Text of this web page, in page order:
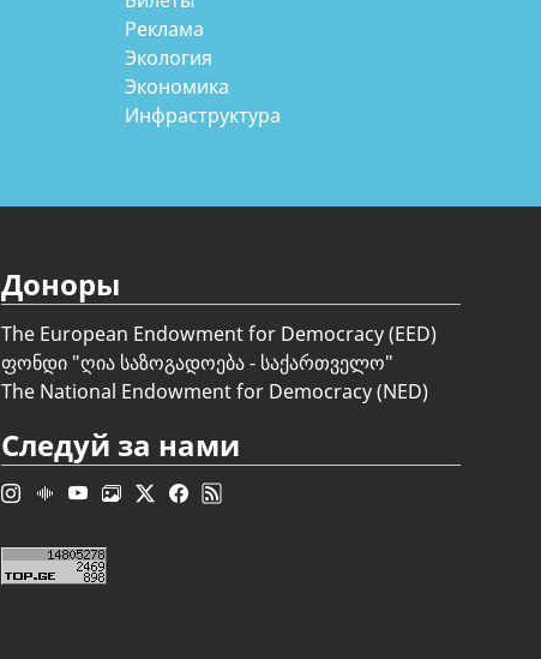
Реклама
Экология
Экономика
Инфраструктура
Доноры
The European Endowment for Democracy (EED)
ფონდი "ღია საზოგადოება - საქართველო"
The National Endowment for Democracy (NED)
Следуй за нами